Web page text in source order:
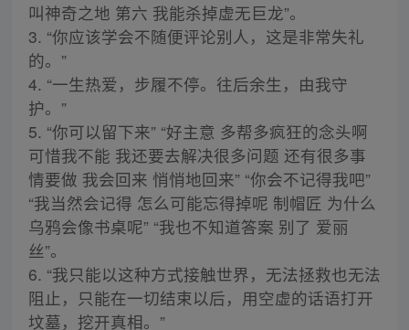
叫神奇之地 第六 我能杀掉虚无巨龙”。
3. “你应该学会不随便评论别人，这是非常失礼
的。”
4. “一生热爱，步履不停。往后余生，由我守
护。”
5. “你可以留下来” “好主意 多帮多疯狂的念头啊
可惜我不能 我还要去解决很多问题 还有很多事
情要做 我会回来 悄悄地回来” “你会不记得我吧”
“我当然会记得 怎么可能忘得掉呢 制帽匠 为什么
乌鸦会像书桌呢” “我也不知道答案 别了 爱丽
丝”。
6. “我只能以这种方式接触世界，无法拯救也无法
阻止，只能在一切结束以后，用空虚的话语打开
坟墓，挖开真相。”